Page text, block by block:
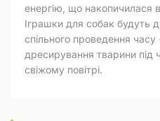
енергію, що накопичилася
Іграшки для собак будуть
спільного проведення часу
дресирування тварини під
свіжому повітрі.